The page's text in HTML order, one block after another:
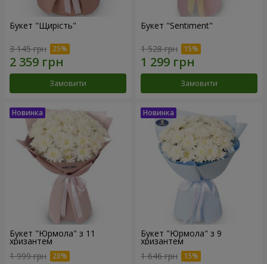
Букет "Щирість"
3 145 грн
Замовити
Букет "Sentiment"
1 528 грн
Замовити
Букет "Юрмола" з 11
хризантем
1 999 грн
Букет "Юрмола" з 9
хризантем
1 646 грн